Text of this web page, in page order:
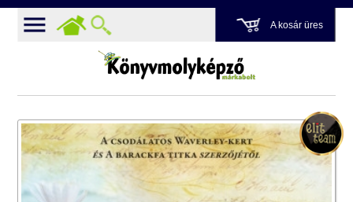
A kosár üres